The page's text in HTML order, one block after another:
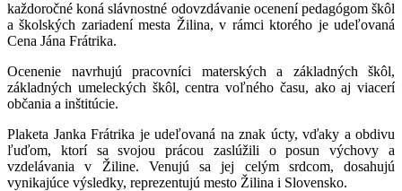
každoročné koná slávnostné odovzdávanie ocenení pedagógom škôl
a školských zariadení mesta Žilina, v rámci ktorého je udeľovaná
Cena Jána Frátrika.
Ocenenie navrhujú pracovníci materských a základných škôl,
základných umeleckých škôl, centra voľného času, ako aj viacerí
občania a inštitúcie.
Plaketa Janka Frátrika je udeľovaná na znak úcty, vďaky a obdivu
ľuďom, ktorí sa svojou prácou zaslúžili o posun výchovy a
vzdelávania v Žiline. Venujú sa jej celým srdcom, dosahujú
vynikajúce výsledky, reprezentujú mesto Žilina i Slovensko.